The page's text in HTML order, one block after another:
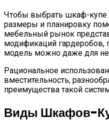
Чтобы выбрать шкаф-купе
размеры и планировку
мебельный рынок
модификаций гардеробов,
модель можно даже для
Рациональное
вместительность,
преимущества такой
Виды Шкафов-